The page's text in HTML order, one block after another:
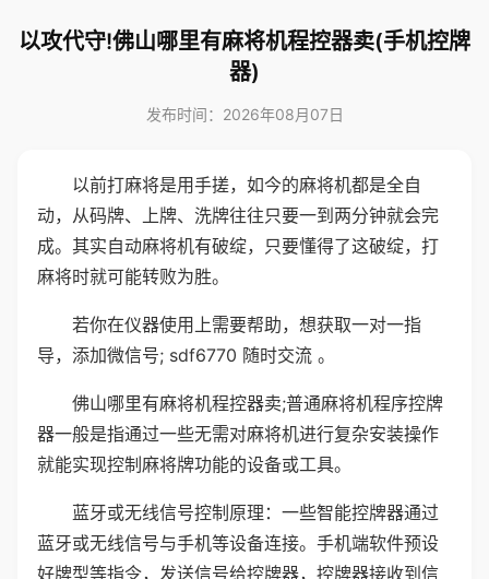
以攻代守!佛山哪里有麻将机程控器卖(手机控牌
器)
发布时间：2026年08月07日
以前打麻将是用手搓，如今的麻将机都是全自
动，从码牌、上牌、洗牌往往只要一到两分钟就会完
成。其实自动麻将机有破绽，只要懂得了这破绽，打
麻将时就可能转败为胜。
若你在仪器使用上需要帮助，想获取一对一指
导，添加微信号; sdf6770 随时交流 。
佛山哪里有麻将机程控器卖;普通麻将机程序控牌
器一般是指通过一些无需对麻将机进行复杂安装操作
就能实现控制麻将牌功能的设备或工具。
蓝牙或无线信号控制原理：一些智能控牌器通过
蓝牙或无线信号与手机等设备连接。手机端软件预设
好牌型等指令，发送信号给控牌器，控牌器接收到信